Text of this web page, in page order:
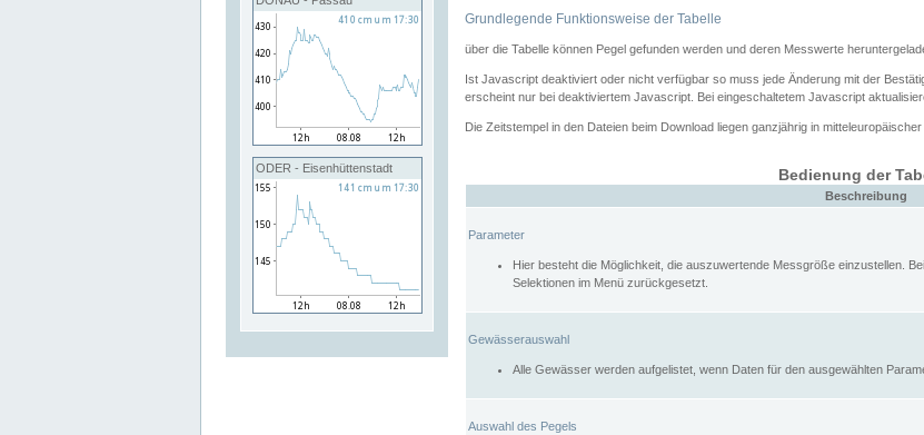
ODER - Eisenhüttenstadt
Grundlegende Funktionsweise der Tabelle
über die Tabelle können Pegel gefunden werden und deren Messwerte
Ist Javascript deaktiviert oder nicht verfügbar so muss jede Änderung mit der
erscheint nur bei deaktiviertem Javascript. Bei eingeschaltetem Javascript
Die Zeitstempel in den Dateien beim Download liegen ganzjährig in mitteleuropäischer
Bedienung der
Beschreibung
Parameter
Hier besteht die Möglichkeit, die auszuwertende Messgröße einzustellen.
Selektionen im Menü zurückgesetzt.
Gewässerauswahl
Alle Gewässer werden aufgelistet, wenn Daten für den ausgewählten
Auswahl des Pegels